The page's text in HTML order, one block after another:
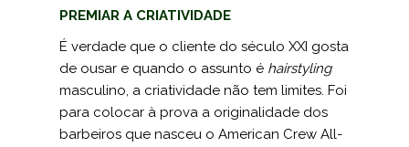
PREMIAR A CRIATIVIDADE
É verdade que o cliente do século XXI gosta
de ousar e quando o assunto é hairstyling
masculino, a criatividade não tem limites. Foi
para colocar à prova a originalidade dos
barbeiros que nasceu o American Crew All­-